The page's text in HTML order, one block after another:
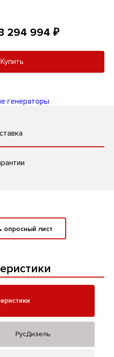
294 994 ₽
Купить
генераторы
опросный лист
РусДизель